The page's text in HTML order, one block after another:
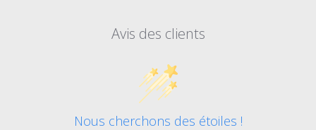
Avis des clients
Nous cherchons des étoiles !